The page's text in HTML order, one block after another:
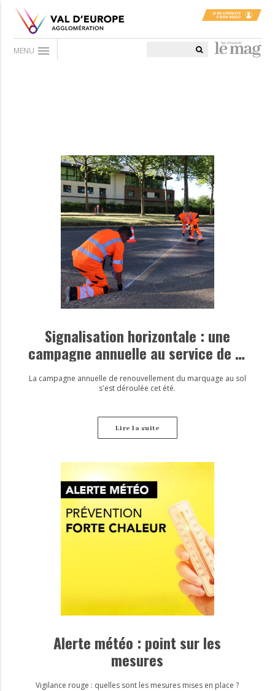
MENU menu
Signalisation horizontale : une
campagne annuelle au service de la
sécurité
La campagne annuelle de renouvellement du marquage au sol
s'est déroulée cet été.
Lire la suite
Alerte météo : point sur les
mesures
Vigilance rouge : quelles sont les mesures mises en place ?